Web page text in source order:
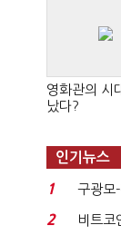
영화관의 시
났다?
인기뉴스
1
구광모
로봇
2
비트코